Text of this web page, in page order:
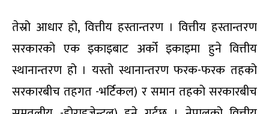
तेस्रो आधार हो, वित्तीय हस्तान्तरण । वित्तीय हस्तान्तरण
सरकारको एक इकाइबाट अर्को इकाइमा हुने वित्तीय
स्थानान्तरण हो । यस्तो स्थानान्तरण फरक-फरक तहको
सरकारबीच तहगत -भर्टिकल) र समान तहको सरकारबीच